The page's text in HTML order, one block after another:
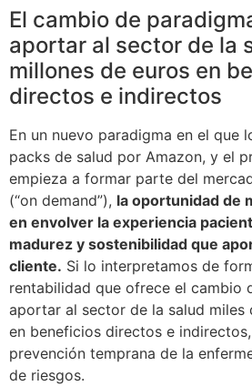
El cambio de
aportar al sector de la
millones de euros en
directos e indirectos
En un nuevo paradigma en el que
packs de salud por Amazon, y el
empieza a formar parte del
(“on demand”), la oportunidad de
en envolver la experiencia
madurez y sostenibilidad que
cliente. Si lo interpretamos de
rentabilidad que ofrece el cambio
aportar al sector de la salud miles
en beneficios directos e
prevención temprana de la
de riesgos.